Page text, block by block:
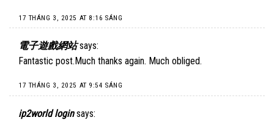
17 THÁNG 3, 2025 AT 8:16 SÁNG
電子遊戲網站 says:
Fantastic post.Much thanks again. Much obliged.
17 THÁNG 3, 2025 AT 9:54 SÁNG
ip2world login says: